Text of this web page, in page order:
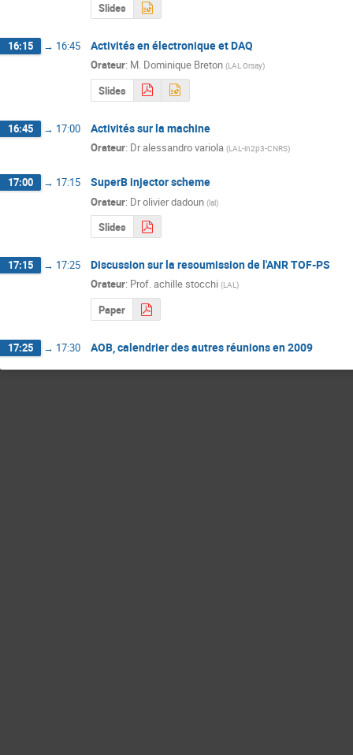
Slides
16:15 → 16:45 Activités en électronique et DAQ
Orateur: M. Dominique Breton (LAL Orsay)
Slides
16:45 → 17:00 Activités sur la machine
Orateur: Dralessandro variola (LAL-in2p3-CNRS)
17:00 → 17:15 SuperB injector scheme
Orateur: Drolivier dadoun (lal)
Slides
17:15 → 17:25 Discussion sur la resoumission de l'ANR TOF-PS
Orateur: Prof.achille stocchi (LAL)
Paper
17:25 → 17:30 AOB, calendrier des autres réunions en 2009